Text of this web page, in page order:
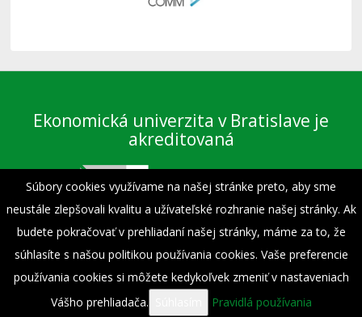
Ekonomická univerzita v Bratislave je
akreditovaná
Preberanie textov, fotografií a iných materiálov je dovolené výhradne len s
povolením Fakulty podnikového manažmentu EU v Bratislave a s uvedením
zdroja.
© 1940 - 2026 Fakulta podnikového manažmentu - Ekonomická univerzita v
Súbory cookies využívame na našej stránke preto, aby sme
neustále zlepšovali kvalitu a užívateľské rozhranie našej stránky. Ak
budete pokračovať v prehliadaní našej stránky, máme za to, že
súhlasíte s našou politikou používania cookies. Vaše preferencie
používania cookies si môžete kedykoľvek zmeniť v nastaveniach
Vášho prehliadača.
Pravidlá používania